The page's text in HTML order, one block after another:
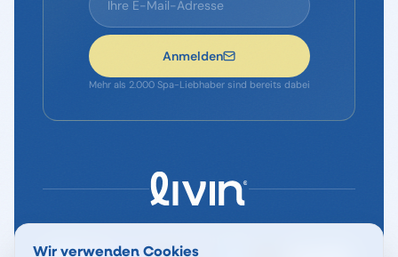
Wir verwenden Cookies
Anmelden
Mehr als 2.000 Spa-Liebhaber sind bereits dabei